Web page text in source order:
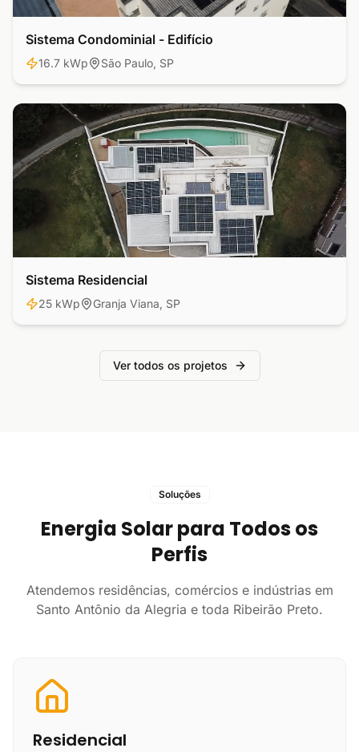
Comercial
Sistema Condominial - Edifício
16.7 kWp São Paulo, SP
Residencial
Sistema Residencial
25 kWp Granja Viana, SP
Ver todos os projetos
Soluções
Energia Solar para Todos os
Perfis
Atendemos residências, comércios e indústrias em
Santo Antônio da Alegria e toda Ribeirão Preto.
Residencial